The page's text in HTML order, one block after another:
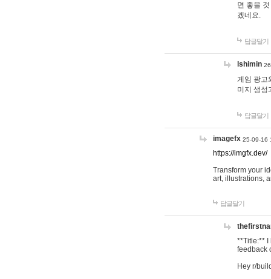
면 좋을
겠네요.
답글달기
lshimin
게임 광고
미지 생성
답글달기
imagefx 25-09-16
https://imgfx.dev/
Transform your
art, illustrations,
답글달기
**Title:** I
feedback
Hey r/